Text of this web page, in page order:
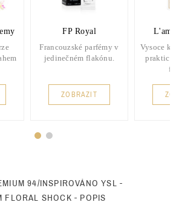
FP Royal
Francouzské parfémy v
jedinečném flakónu.
ZOBRAZIT
Vysoce
94/INSPIROVÁNO YSL -
FLORAL SHOCK - POPIS